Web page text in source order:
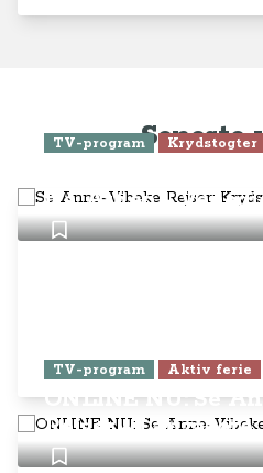
Seneste
TV-program Krydstogter
fra Athen -
TV-program Aktiv ferie
ONLINE NU: Se
Rejser - Lanzarote